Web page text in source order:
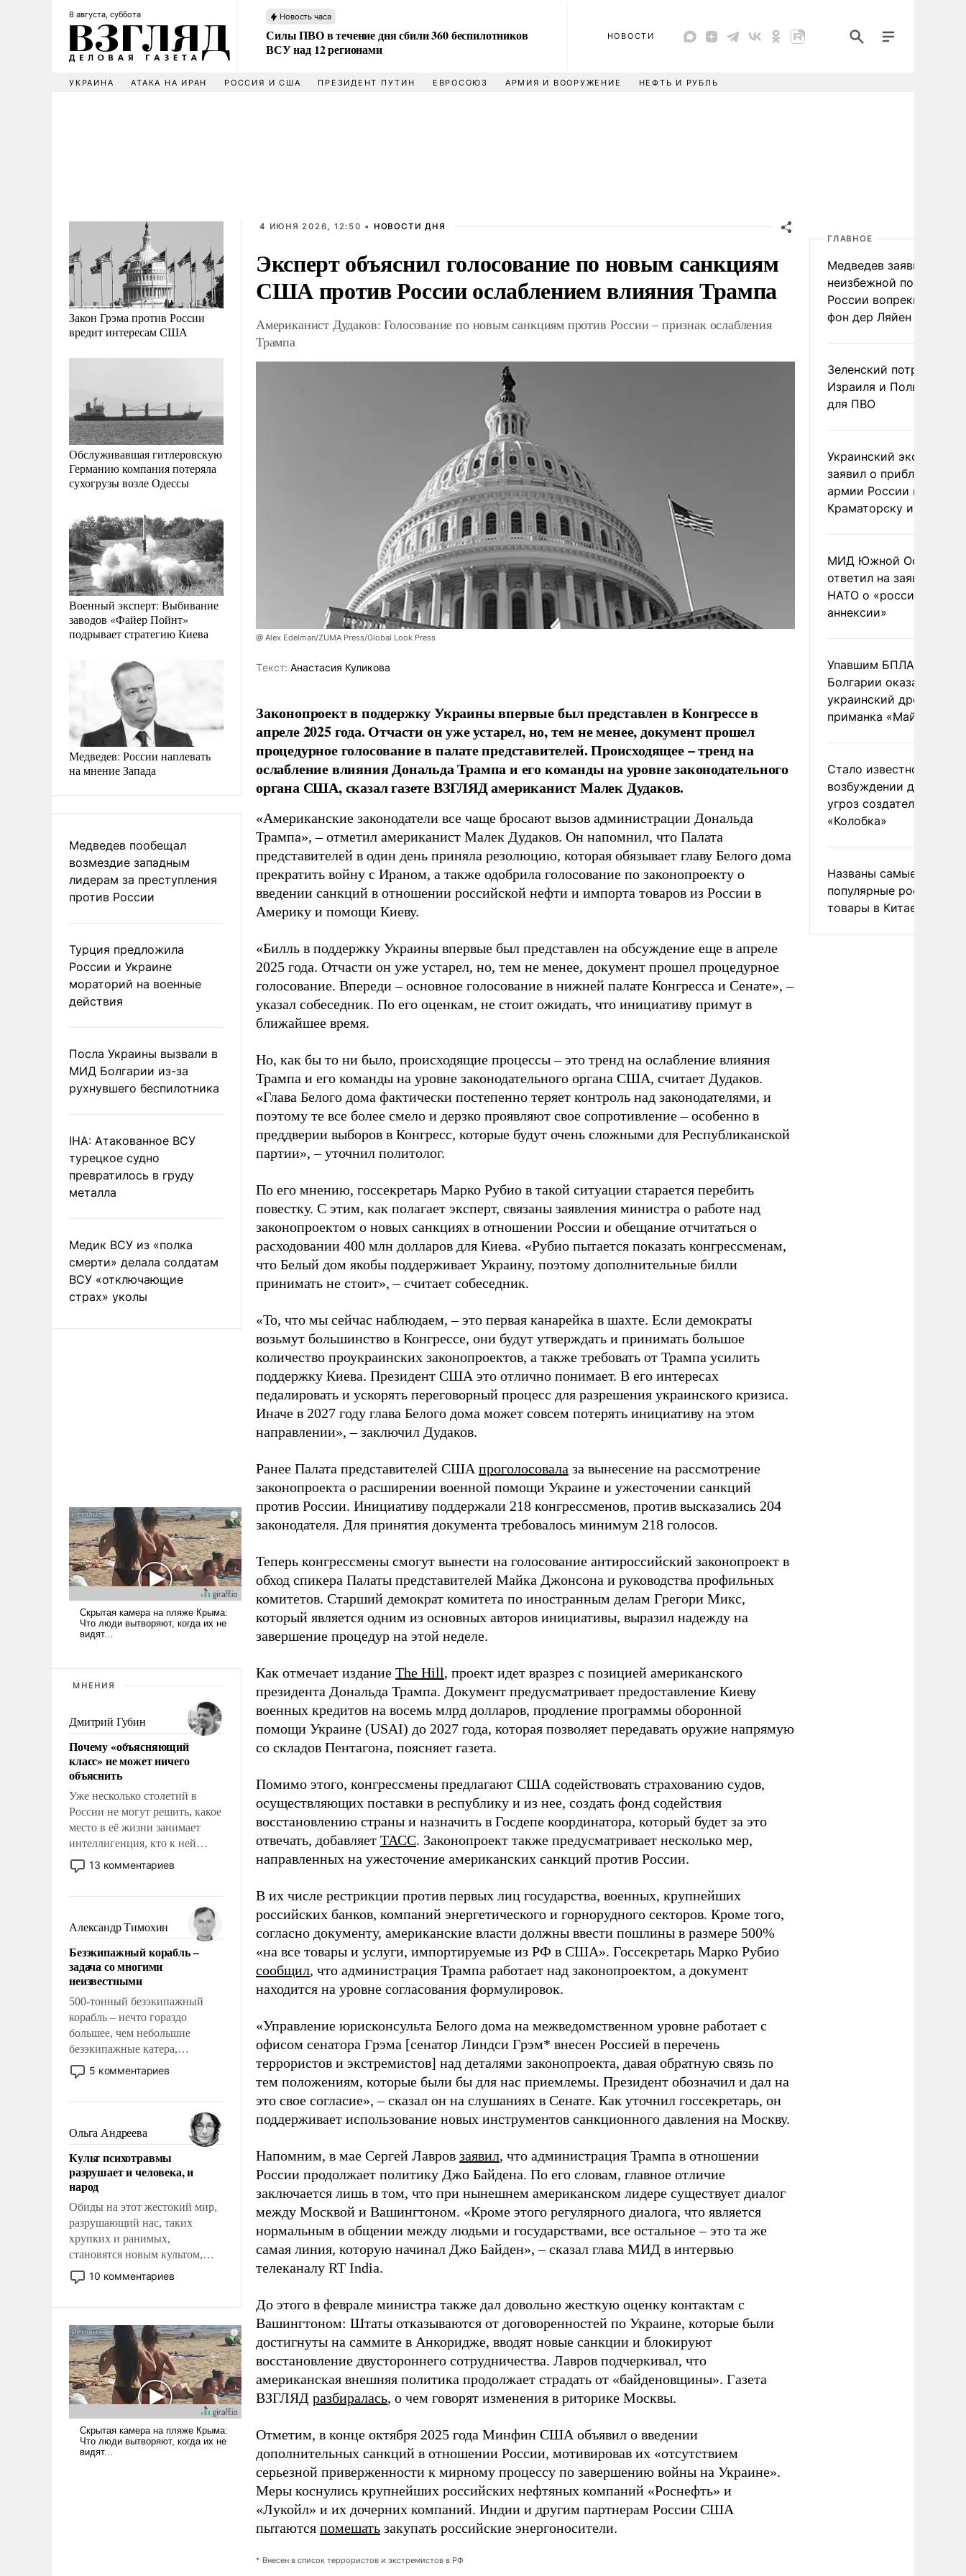
8 августа, суббота Новость часа
Силы ПВО в течение дня сбили 360 беспилотников
ВСУ над 12 регионами
НОВОСТИ
УКРАИНА АТАКА НА ИРАН РОССИЯ И США ПРЕЗИДЕНТ ПУТИН ЕВРОСОЮЗ АРМИЯ И ВООРУЖЕНИЕ НЕФТЬ И РУБЛЬ
Закон Грэма против России
вредит интересам США
Обслуживавшая гитлеровскую
Германию компания потеряла
сухогрузы возле Одессы
Военный эксперт: Выбивание
заводов «Файер Пойнт»
подрывает стратегию Киева
Медведев: России наплевать
на мнение Запада
Медведев пообещал
возмездие западным
лидерам за преступления
против России
Турция предложила
России и Украине
мораторий на военные
действия
Посла Украины вызвали в
МИД Болгарии из-за
рухнувшего беспилотника
IHA: Атакованное ВСУ
турецкое судно
превратилось в груду
металла
Медик ВСУ из «полка
смерти» делала солдатам
ВСУ «отключающие
страх» уколы
МНЕНИЯ
Дмитрий Губин
Почему «объясняющий
класс» не может ничего
объяснить
Уже несколько столетий в
России не могут решить, какое
место в её жизни занимает
интеллигенция, кто к ней
принадлежит, а кого из неё
исключили с правом
чем она отличается от просто
образованных людей. Иногда
казалось, что эти вопросы
решены раз и навсегда, но –
нет, не решены.
13 комментариев
Александр Тимохин
Безэкипажный корабль –
задача со многими
неизвестными
500-тонный безэкипажный
корабль – нечто гораздо
большее, чем небольшие
безэкипажные катера,
применение которых уже
стало обыденностью. Задача по
сложна и амбициозна. Однако
и ее реализация радикально
поднимет наши боевые
возможности.
5 комментариев
Ольга Андреева
Культ психотравмы
разрушает и человека, и
народ
Обиды на этот жестокий мир,
разрушающий нас, таких
хрупких и ранимых,
становятся новым культом,
постепенно вытесняя и
отменяя традиционное
ударами судьбы, брать на себя
ответственность, помогать
слабым, идти вперед и
адаптироваться.
10 комментариев
4 ИЮНЯ 2026, 12:50 • НОВОСТИ ДНЯ
Эксперт объяснил голосование по новым санкциям
США против России ослаблением влияния Трампа
Американист Дудаков: Голосование по новым санкциям против России – признак ослабления
Трампа
@ Alex Edelman/ZUMA Press/Global Look Press
Tекст: Анастасия Куликова
Законопроект в поддержку Украины впервые был представлен в Конгрессе в
апреле 2025 года. Отчасти он уже устарел, но, тем не менее, документ прошел
процедурное голосование в палате представителей. Происходящее – тренд на
ослабление влияния Дональда Трампа и его команды на уровне законодательного
органа США, сказал газете ВЗГЛЯД американист Малек Дудаков.
«Американские законодатели все чаще бросают вызов администрации Дональда
Трампа», – отметил американист Малек Дудаков. Он напомнил, что Палата
представителей в один день приняла резолюцию, которая обязывает главу Белого дома
прекратить войну с Ираном, а также одобрила голосование по законопроекту о
введении санкций в отношении российской нефти и импорта товаров из России в
Америку и помощи Киеву.
«Билль в поддержку Украины впервые был представлен на обсуждение еще в апреле
2025 года. Отчасти он уже устарел, но, тем не менее, документ прошел процедурное
голосование. Впереди – основное голосование в нижней палате Конгресса и Сенате», –
указал собеседник. По его оценкам, не стоит ожидать, что инициативу примут в
ближайшее время.
Но, как бы то ни было, происходящие процессы – это тренд на ослабление влияния
Трампа и его команды на уровне законодательного органа США, считает Дудаков.
«Глава Белого дома фактически постепенно теряет контроль над законодателями, и
поэтому те все более смело и дерзко проявляют свое сопротивление – особенно в
преддверии выборов в Конгресс, которые будут очень сложными для Республиканской
партии», – уточнил политолог.
По его мнению, госсекретарь Марко Рубио в такой ситуации старается перебить
повестку. С этим, как полагает эксперт, связаны заявления министра о работе над
законопроектом о новых санкциях в отношении России и обещание отчитаться о
расходовании 400 млн долларов для Киева. «Рубио пытается показать конгрессменам,
что Белый дом якобы поддерживает Украину, поэтому дополнительные билли
принимать не стоит», – считает собеседник.
«То, что мы сейчас наблюдаем, – это первая канарейка в шахте. Если демократы
возьмут большинство в Конгрессе, они будут утверждать и принимать большое
количество проукраинских законопроектов, а также требовать от Трампа усилить
поддержку Киева. Президент США это отлично понимает. В его интересах
педалировать и ускорять переговорный процесс для разрешения украинского кризиса.
Иначе в 2027 году глава Белого дома может совсем потерять инициативу на этом
направлении», – заключил Дудаков.
Ранее Палата представителей СШАпроголосовала за вынесение на рассмотрение
законопроекта о расширении военной помощи Украине и ужесточении санкций
против России. Инициативу поддержали 218 конгрессменов, против высказались 204
законодателя. Для принятия документа требовалось минимум 218 голосов.
Теперь конгрессмены смогут вынести на голосование антироссийский законопроект в
обход спикера Палаты представителей Майка Джонсона и руководства профильных
комитетов. Старший демократ комитета по иностранным делам Грегори Микс,
который является одним из основных авторов инициативы, выразил надежду на
завершение процедур на этой неделе.
Как отмечает издание The Hill, проект идет вразрез с позицией американского
президента Дональда Трампа. Документ предусматривает предоставление Киеву
военных кредитов на восемь млрд долларов, продление программы оборонной
помощи Украине (USAI) до 2027 года, которая позволяет передавать оружие напрямую
со складов Пентагона, поясняет газета.
Помимо этого, конгрессмены предлагают США содействовать страхованию судов,
осуществляющих поставки в республику и из нее, создать фонд содействия
восстановлению страны и назначить в Госдепе координатора, который будет за это
отвечать, добавляет ТАСС. Законопроект также предусматривает несколько мер,
направленных на ужесточение американских санкций против России.
В их числе рестрикции против первых лиц государства, военных, крупнейших
российских банков, компаний энергетического и горнорудного секторов. Кроме того,
согласно документу, американские власти должны ввести пошлины в размере 500%
«на все товары и услуги, импортируемые из РФ в США». Госсекретарь Марко Рубио
сообщил, что администрация Трампа работает над законопроектом, а документ
находится на уровне согласования формулировок.
«Управление юрисконсульта Белого дома на межведомственном уровне работает с
офисом сенатора Грэма [сенатор Линдси Грэм* внесен Россией в перечень
террористов и экстремистов] над деталями законопроекта, давая обратную связь по
тем положениям, которые были бы для нас приемлемы. Президент обозначил и дал на
это свое согласие», – сказал он на слушаниях в Сенате. Как уточнил госсекретарь, он
поддерживает использование новых инструментов санкционного давления на Москву.
Напомним, в мае Сергей Лавров заявил, что администрация Трампа в отношении
России продолжает политику Джо Байдена. По его словам, главное отличие
заключается лишь в том, что при нынешнем американском лидере существует диалог
между Москвой и Вашингтоном. «Кроме этого регулярного диалога, что является
нормальным в общении между людьми и государствами, все остальное – это та же
самая линия, которую начинал Джо Байден», – сказал глава МИД в интервью
телеканалу RT India.
До этого в феврале министра также дал довольно жесткую оценку контактам с
Вашингтоном: Штаты отказываются от договоренностей по Украине, которые были
достигнуты на саммите в Анкоридже, вводят новые санкции и блокируют
восстановление двустороннего сотрудничества. Лавров подчеркивал, что
американская внешняя политика продолжает страдать от «байденовщины». Газета
ВЗГЛЯД разбиралась, о чем говорят изменения в риторике Москвы.
Отметим, в конце октября 2025 года Минфин США объявил о введении
дополнительных санкций в отношении России, мотивировав их «отсутствием
серьезной приверженности к мирному процессу по завершению войны на Украине».
Меры коснулись крупнейших российских нефтяных компаний «Роснефть» и
«Лукойл» и их дочерних компаний. Индии и другим партнерам России США
пытаются помешать закупать российские энергоносители.
* Внесен в список террористов и экстремистов в РФ
ГЛАВНОЕ
Медведев заявил о
неизбежной победе
России вопреки словам
фон дер Ляйен
Зеленский потребовал
Израиля и Польши
для ПВО
Украинский эксперт
заявил о приближении
армии России к
Краматорску и
МИД Южной Осетии
ответил на заявления
НАТО о «российской
аннексии»
Упавшим БПЛА в
Болгарии оказался
украинский дрон-
приманка «Майя»
Стало известно о
возбуждении дела из-
угроз создателям
«Колобка»
Названы самые
популярные российские
товары в Китае